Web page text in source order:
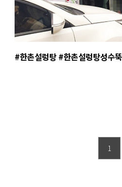
#한촌설렁탕 #한촌설렁탕성수
1